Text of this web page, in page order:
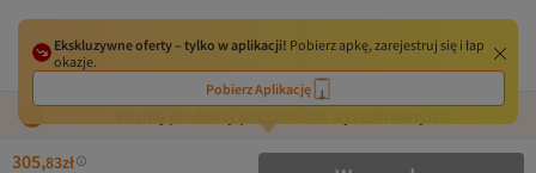
Ekskluzywne oferty – tylko w aplikacji! Pobierz apkę, zarejestruj się i łap
okazje.
Pobierz Aplikację
305,83zł